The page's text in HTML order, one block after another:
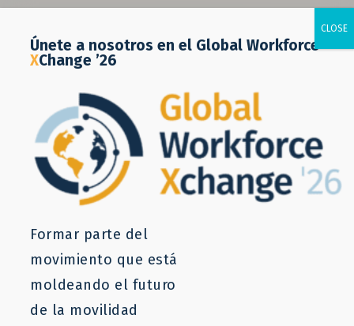
Únete a nosotros en el Global Workforce
XChange ’26
Formar parte del
movimiento que está
moldeando el futuro
de la movilidad